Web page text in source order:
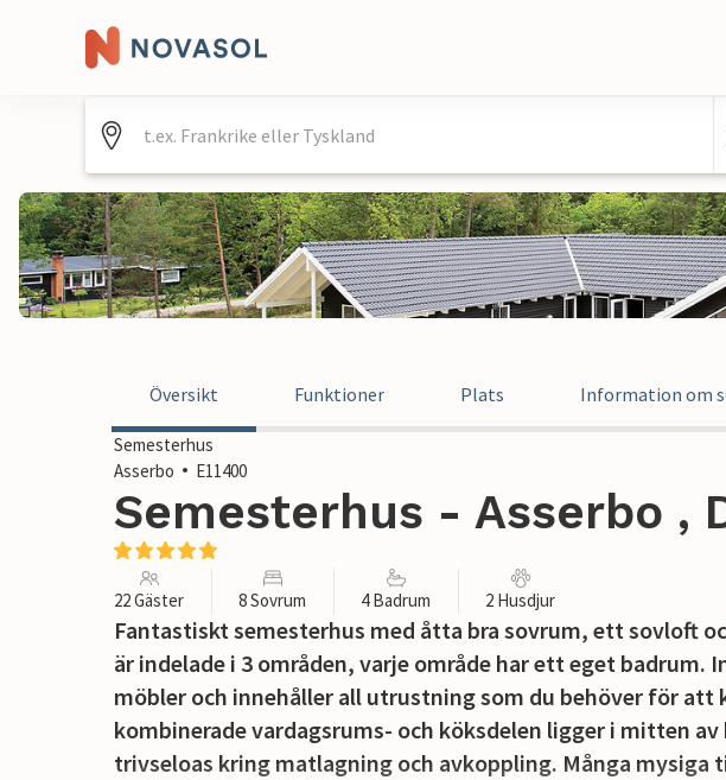
Översikt Funktioner Plats Information om
Semesterhus
Asserbo
E11400
Semesterhus - Asserbo ,
22 Gäster 8 Sovrum 4 Badrum 2 Husdjur
Fantastiskt semesterhus med åtta bra sovrum, ett sovloft
är indelade i 3 områden, varje område har ett eget badrum.
möbler och innehåller all utrustning som du behöver för att
kombinerade vardagsrums- och köksdelen ligger i mitten av
trivseloas kring matlagning och avkoppling. Många mysiga